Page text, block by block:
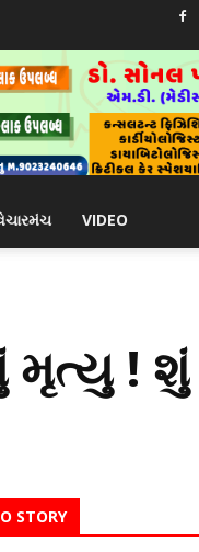
VIDEO
મૃત્યુ !
STORY